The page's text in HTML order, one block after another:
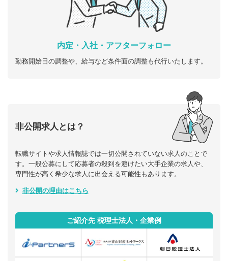
内定・入社・アフターフォロー
勤務開始日の調整や、給与など条件面の調整も代行いたします。
非公開求人とは？
転職サイトや求人情報誌では一切公開されていない求人のことで
す。一般公募にして応募者の殺到を避けたい大手企業の求人や、
専門性が高く希少な求人に出会える可能性もあります。
非公開の理由はこちら
ご紹介先 税理士法人・企業例